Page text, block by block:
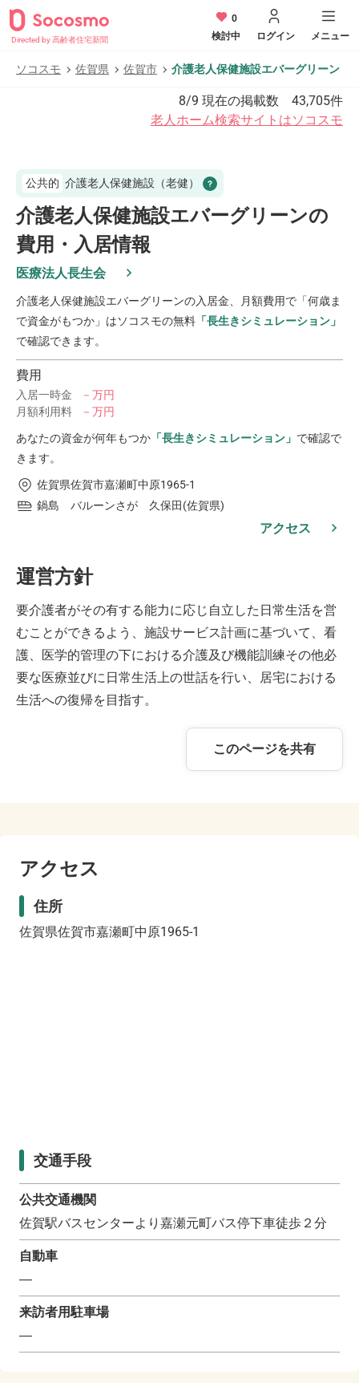
Directed by 高齢者住宅新聞
0
検討中
ログイン メニュー
ソコスモ 佐賀県 佐賀市 介護老人保健施設エバーグリーン
8/9 現在の掲載数 43,705件
老人ホーム検索サイトはソコスモ
公共的 介護老人保健施設（老健）
介護老人保健施設エバーグリーンの
費用・入居情報
医療法人長生会
介護老人保健施設エバーグリーンの入居金、月額費用で「何歳ま
で資金がもつか」はソコスモの無料 「長生きシミュレーション」
で確認できます。
費用
入居一時金
－万円
月額利用料
－万円
あなたの資金が何年もつか 「長生きシミュレーション」 で確認で
きます。
佐賀県佐賀市嘉瀬町中原1965-1
鍋島 バルーンさが 久保田(佐賀県)
アクセス
運営方針
要介護者がその有する能力に応じ自立した日常生活を営
むことができるよう、施設サービス計画に基づいて、看
護、医学的管理の下における介護及び機能訓練その他必
要な医療並びに日常生活上の世話を行い、居宅における
生活への復帰を目指す。
このページを共有
アクセス
住所
佐賀県佐賀市嘉瀬町中原1965-1
交通手段
公共交通機関
佐賀駅バスセンターより嘉瀬元町バス停下車徒歩２分
自動車
―
来訪者用駐車場
―